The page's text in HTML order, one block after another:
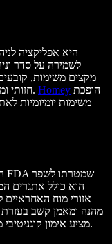
היא אפליקציה
מקצים משימות,
חזותי ומעקב התקדמות, קל להישאר אחראיים ועקביים. Homey
משימות יומיומיות
אזורי מוח האחראיים
מהנה ומאמן קשב
מציע אימון קוגניטיבי מהנה, יעיל וללא תרופות.